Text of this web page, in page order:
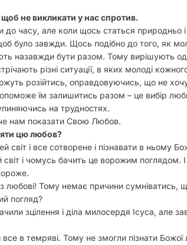
не викликати у нас спротив.
до часу, але коли щось статься природньо
було завжди. Щось подібно до того, як
назавжди бути разом. Тому вирішують
різні ситуації, в яких молоді
розійтись, оправдовуючись, що не
їм залишитись разом – це вибір
на трудностях.
нам показати Свою Любов.
цю любов?
світ і все сотворене і пізнавати в ньому
і чомусь бачить це ворожим поглядом.
любові! Тому немає причини сумніватись,
погляд?
зцілення і діла милосердя Ісуса, але
в темряві. Тому не змогли пізнати Божої